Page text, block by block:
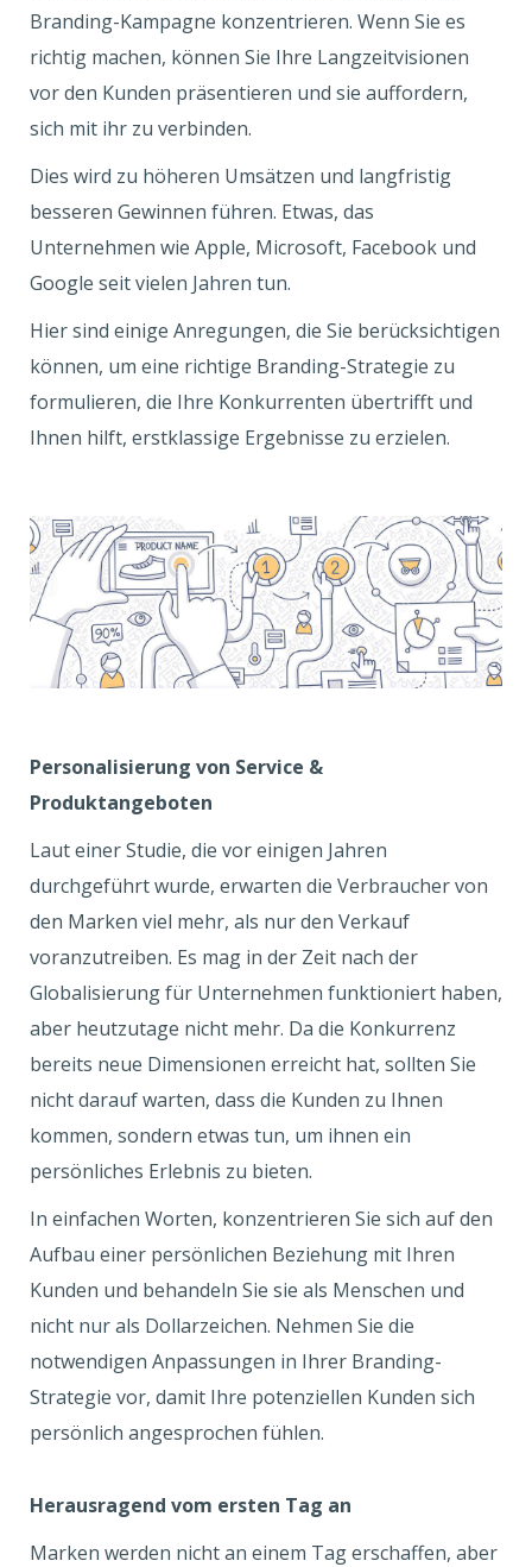
Branding-Kampagne konzentrieren. Wenn Sie es
richtig machen, können Sie Ihre Langzeitvisionen
vor den Kunden präsentieren und sie auffordern,
sich mit ihr zu verbinden.
Dies wird zu höheren Umsätzen und langfristig
besseren Gewinnen führen. Etwas, das
Unternehmen wie Apple, Microsoft, Facebook und
Google seit vielen Jahren tun.
Hier sind einige Anregungen, die Sie berücksichtigen
können, um eine richtige Branding-Strategie zu
formulieren, die Ihre Konkurrenten übertrifft und
Ihnen hilft, erstklassige Ergebnisse zu erzielen.
Personalisierung von Service &
Produktangeboten
Laut einer Studie, die vor einigen Jahren
durchgeführt wurde, erwarten die Verbraucher von
den Marken viel mehr, als nur den Verkauf
voranzutreiben. Es mag in der Zeit nach der
Globalisierung für Unternehmen funktioniert haben,
aber heutzutage nicht mehr. Da die Konkurrenz
bereits neue Dimensionen erreicht hat, sollten Sie
nicht darauf warten, dass die Kunden zu Ihnen
kommen, sondern etwas tun, um ihnen ein
persönliches Erlebnis zu bieten.
In einfachen Worten, konzentrieren Sie sich auf den
Aufbau einer persönlichen Beziehung mit Ihren
Kunden und behandeln Sie sie als Menschen und
nicht nur als Dollarzeichen. Nehmen Sie die
notwendigen Anpassungen in Ihrer Branding-
Strategie vor, damit Ihre potenziellen Kunden sich
persönlich angesprochen fühlen.
Herausragend vom ersten Tag an
Marken werden nicht an einem Tag erschaffen, aber